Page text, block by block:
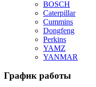
BOSCH
Caterpillar
Cummins
Dongfeng
Perkins
YAMZ
YANMAR
График работы